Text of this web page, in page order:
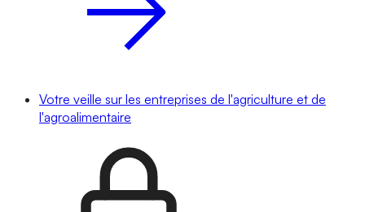
Votre veille sur les entreprises de l'agriculture et de
l'agroalimentaire